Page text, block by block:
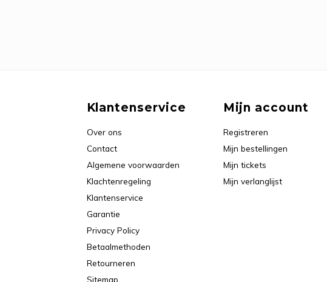
Klantenservice
Over ons
Contact
Algemene voorwaarden
Klachtenregeling
Klantenservice
Garantie
Privacy Policy
Betaalmethoden
Retourneren
Sitemap
Mijn account
Registreren
Mijn bestellingen
Mijn tickets
Mijn verlanglijst